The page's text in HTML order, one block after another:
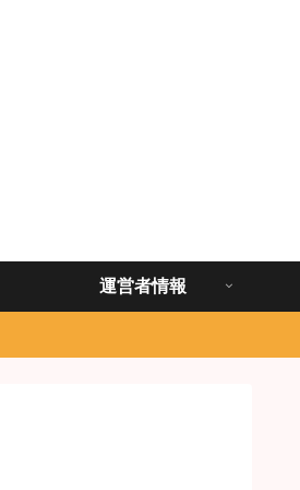
運営者情報